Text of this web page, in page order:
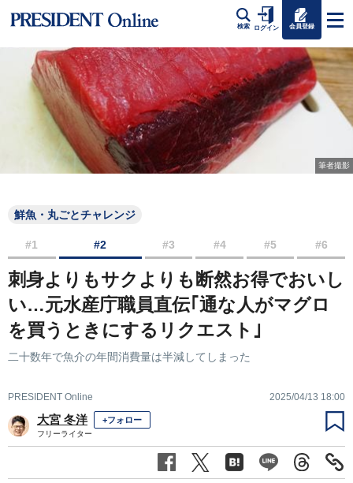
検索 ログイン 会員登録
筆者撮影
鮮魚・丸ごとチャレンジ
#1 #2 #3 #4 #5 #6
刺身よりもサクよりも断然お得でおいし
い…元水産庁職員直伝｢通な人がマグロ
を買うときにするリクエスト｣
二十数年で魚介の年間消費量は半減してしまった
PRESIDENT Online 2025/04/13 18:00
大宮 冬洋 +フォロー
フリーライター